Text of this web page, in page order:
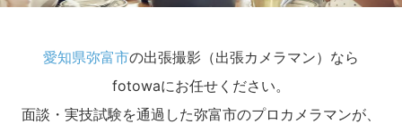
愛知県弥富市の出張撮影（出張カメラマン）なら
fotowaにお任せください。
面談・実技試験を通過した弥富市のプロカメラマンが、